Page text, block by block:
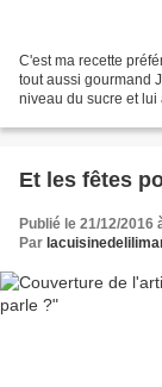
C'est ma recette
tout aussi gourmand
niveau du sucre et lui
Et les fêtes
Publié le 21/12/2016
Par